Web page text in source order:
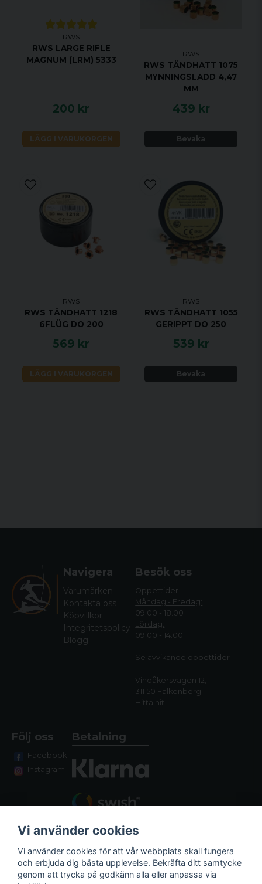
RWS
RWS LARGE RIFLE
MAGNUM (LRM) 5333
200 kr
LÄGG I VARUKORGEN
RWS
RWS TÄNDHATT 1075
MYNNINGSLADD 4,47
MM
439 kr
Bevaka
RWS
RWS TÄNDHATT 1218
6FLÜG DO 200
569 kr
LÄGG I VARUKORGEN
RWS
RWS TÄNDHATT 1055
GERIPPT DO 250
539 kr
Bevaka
Navigera
Varumärken
Kontakta oss
Köpvillkor
Integritetspolicy
Blogg
Besök oss
Öppettider
Måndag - Fredag:
09.00 - 18.00
Lördag:
09.00 - 14.00
Se avvikande öppettider
Vindåkersvägen 12,
311 50 Falkenberg
Hitta hit
Följ oss
Facebook
Instagram
Betalning
Vi använder cookies
Vi använder cookies för att vår webbplats skall fungera
och erbjuda dig bästa upplevelse. Bekräfta ditt samtycke
genom att trycka på godkänn alla eller anpassa via